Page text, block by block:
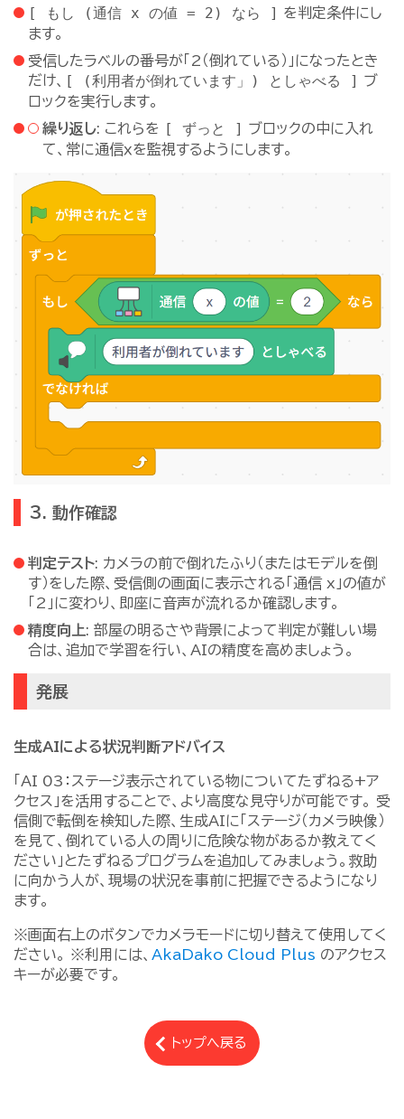
[ もし (通信 x の値 = 2) なら ]
を判定条件にし
ます。
受信したラベルの番号が「2（倒れている）」になったとき
だけ、
[ (利用者が倒れています」) としゃべる ]
ブ
ロックを実行します。
繰り返し: これらを [ ずっと ]
ブロックの中に入れ
て、常に通信ｘを監視するようにします。
3. 動作確認
判定テスト: カメラの前で倒れたふり（またはモデルを倒
す）をした際、受信側の画面に表示される「通信 x」の値が
「2」に変わり、即座に音声が流れるか確認します。
精度向上: 部屋の明るさや背景によって判定が難しい場
合は、追加で学習を行い、AIの精度を高めましょう。
発展
生成AIによる状況判断アドバイス
「AI 03：ステージ表示されている物についてたずねる+ア
クセス」を活用することで、より高度な見守りが可能です。 受
信側で転倒を検知した際、生成AIに「ステージ（カメラ映像）
を見て、倒れている人の周りに危険な物があるか教えてく
ださい」とたずねるプログラムを追加してみましょう。救助
に向かう人が、現場の状況を事前に把握できるようになり
ます。
※画面右上のボタンでカメラモードに切り替えて使用してく
ださい。 ※利用には、 AkaDako Cloud Plus のアクセス
キーが必要です。
トップへ戻る